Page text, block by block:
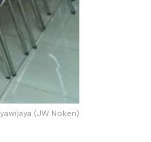
(JW Noken)